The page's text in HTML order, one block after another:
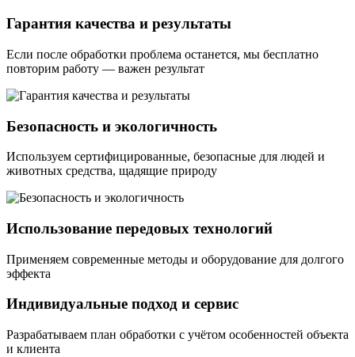
Гарантия качества и результаты
Если после обработки проблема останется, мы бесплатно
повторим работу — важен результат
Безопасность и экологичность
Используем сертифицированные, безопасные для людей и
животных средства, щадящие природу
Использование передовых технологий
Применяем современные методы и оборудование для долгого
эффекта
Индивидуальные подход и сервис
Разрабатываем план обработки с учётом особенностей объекта
и клиента